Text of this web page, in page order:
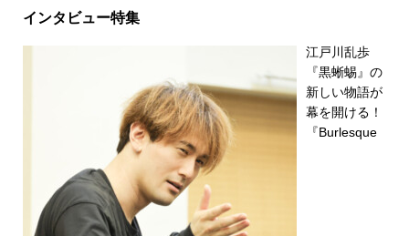
インタビュー特集
江戸川乱歩
『黒蜥蜴』の
新しい物語が
幕を開ける！
『Burlesque